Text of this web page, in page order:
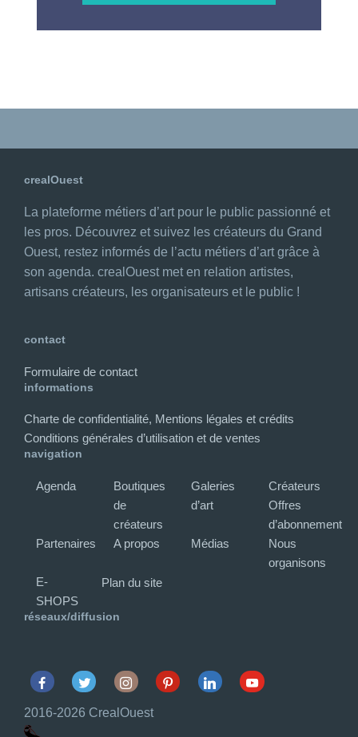
crealOuest
La plateforme métiers d’art pour le public passionné et
les pros. Découvrez et suivez les créateurs du Grand
Ouest, restez informés de l’actu métiers d’art grâce à
son agenda. crealOuest met en relation artistes,
artisans créateurs, les organisateurs et le public !
contact
Formulaire de contact
informations
Charte de confidentialité, Mentions légales et crédits
Conditions générales d’utilisation et de ventes
navigation
Agenda
Boutiques
de
créateurs
Galeries
d’art
Créateurs
Offres
d’abonnement
Partenaires
A propos Médias
Nous
organisons
E-
SHOPS
Plan du site
réseaux/diffusion
FacebookTwitter InstagramPinterest
2016-2026 CrealOuest